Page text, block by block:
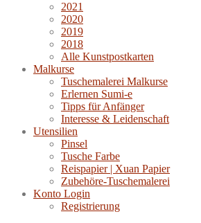
2021
2020
2019
2018
Alle Kunstpostkarten
Malkurse
Tuschemalerei Malkurse
Erlernen Sumi-e
Tipps für Anfänger
Interesse & Leidenschaft
Utensilien
Pinsel
Tusche Farbe
Reispapier | Xuan Papier
Zubehöre-Tuschemalerei
Konto Login
Registrierung